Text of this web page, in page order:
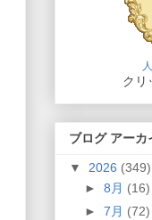
クリ
ブログ アーカ
▼ 2026 (349)
► 8月 (16)
► 7月 (72)